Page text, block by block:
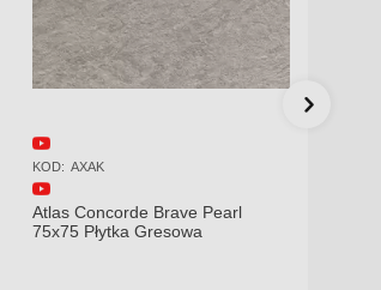
KOD: A6QU
Atlas Concorde Boost Stone
Cream 120x120x0,9 Płytka